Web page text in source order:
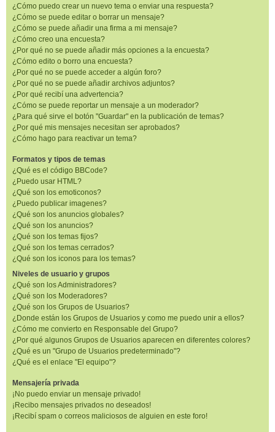
¿Cómo puedo crear un nuevo tema o enviar una respuesta?
¿Cómo se puede editar o borrar un mensaje?
¿Cómo se puede añadir una firma a mi mensaje?
¿Cómo creo una encuesta?
¿Por qué no se puede añadir más opciones a la encuesta?
¿Cómo edito o borro una encuesta?
¿Por qué no se puede acceder a algún foro?
¿Por qué no se puede añadir archivos adjuntos?
¿Por qué recibí una advertencia?
¿Cómo se puede reportar un mensaje a un moderador?
¿Para qué sirve el botón "Guardar" en la publicación de temas?
¿Por qué mis mensajes necesitan ser aprobados?
¿Cómo hago para reactivar un tema?
Formatos y tipos de temas
¿Qué es el código BBCode?
¿Puedo usar HTML?
¿Qué son los emoticonos?
¿Puedo publicar imagenes?
¿Qué son los anuncios globales?
¿Qué son los anuncios?
¿Qué son los temas fijos?
¿Qué son los temas cerrados?
¿Qué son los iconos para los temas?
Niveles de usuario y grupos
¿Qué son los Administradores?
¿Qué son los Moderadores?
¿Qué son los Grupos de Usuarios?
¿Donde están los Grupos de Usuarios y como me puedo unir a ellos?
¿Cómo me convierto en Responsable del Grupo?
¿Por qué algunos Grupos de Usuarios aparecen en diferentes colores?
¿Qué es un "Grupo de Usuarios predeterminado"?
¿Qué es el enlace "El equipo"?
Mensajería privada
¡No puedo enviar un mensaje privado!
¡Recibo mensajes privados no deseados!
¡Recibí spam o correos maliciosos de alguien en este foro!